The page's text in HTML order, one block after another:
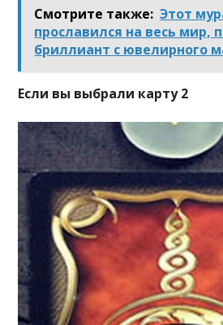
Смотрите также: Этот
прославился на весь мир,
бриллиант с ювелирного
Если вы выбрали карту 2